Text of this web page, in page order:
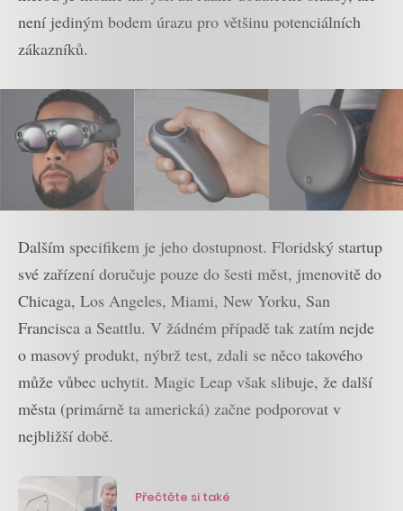
není jediným bodem úrazu pro většinu potenciálních
zákazníků.
Dalším specifikem je jeho dostupnost. Floridský startup
své zařízení doručuje pouze do šesti měst, jmenovitě do
Chicaga, Los Angeles, Miami, New Yorku, San
Francisca a Seattlu. V žádném případě tak zatím nejde
o masový produkt, nýbrž test, zdali se něco takového
může vůbec uchytit. Magic Leap však slibuje, že další
města (primárně ta americká) začne podporovat v
nejbližší době.
Přečtěte si také